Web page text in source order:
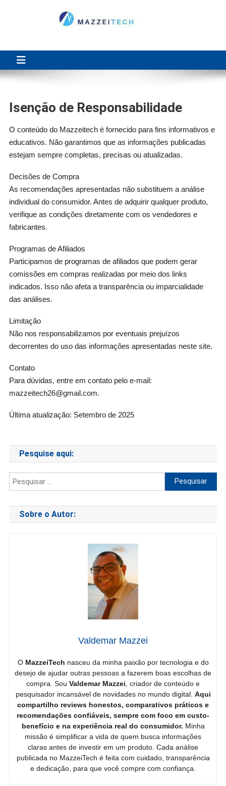
Isenção de Responsabilidade
O conteúdo do Mazzeitech é fornecido para fins informativos e
educativos. Não garantimos que as informações publicadas
estejam sempre completas, precisas ou atualizadas.
Decisões de Compra
As recomendações apresentadas não substituem a análise
individual do consumidor. Antes de adquirir qualquer produto,
verifique as condições diretamente com os vendedores e
fabricantes.
Programas de Afiliados
Participamos de programas de afiliados que podem gerar
comissões em compras realizadas por meio dos links
indicados. Isso não afeta a transparência ou imparcialidade
das análises.
Limitação
Não nos responsabilizamos por eventuais prejuízos
decorrentes do uso das informações apresentadas neste site.
Contato
Para dúvidas, entre em contato pelo e-mail:
mazzeitech26@gmail.com.
Última atualização: Setembro de 2025
Pesquise aqui:
Pesquisar
por:
Sobre o Autor:
Valdemar Mazzei
O MazzeiTech nasceu da minha paixão por tecnologia e do
desejo de ajudar outras pessoas a fazerem boas escolhas de
compra. Sou Valdemar Mazzei , criador de conteúdo e
pesquisador incansável de novidades no mundo digital. Aqui
compartilho reviews honestos, comparativos práticos e
recomendações confiáveis, sempre com foco em custo-
benefício e na experiência real do consumidor. Minha
missão é simplificar a vida de quem busca informações
claras antes de investir em um produto. Cada análise
publicada no MazzeiTech é feita com cuidado, transparência
e dedicação, para que você compre com confiança.